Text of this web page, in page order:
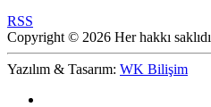
RSS
Copyright © 2026 Her hakkı
Yazılım & Tasarım: WK Bilişim